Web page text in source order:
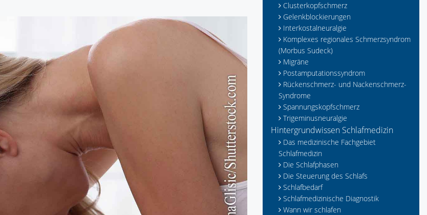
Clusterkopfschmerz
Gelenkblockierungen
Interkostalneuralgie
Komplexes regionales Schmerzsyndrom
(Morbus Sudeck)
Migräne
Postamputationssyndrom
Rückenschmerz- und Nackenschmerz-
Syndrome
Spannungskopfschmerz
Trigeminusneuralgie
Hintergrundwissen Schlafmedizin
Das medizinische Fachgebiet
Schlafmedizin
Die Schlafphasen
Die Steuerung des Schlafs
Schlafbedarf
Schlafmedizinische Diagnostik
Wann wir schlafen